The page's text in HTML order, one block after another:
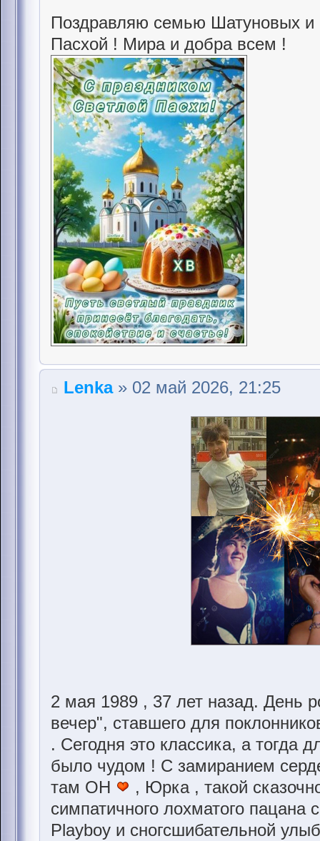
Поздравляю семью Шатуновых
Пасхой ! Мира и добра всем !
Lenka» 02 май 2026, 21:25
2 мая 1989 , 37 лет назад. День
вечер", ставшего для
. Сегодня это классика, а тогда
было чудом ! С замиранием
там ОН
, Юрка , такой
симпатичного лохматого
Playboy и сногсшибательной